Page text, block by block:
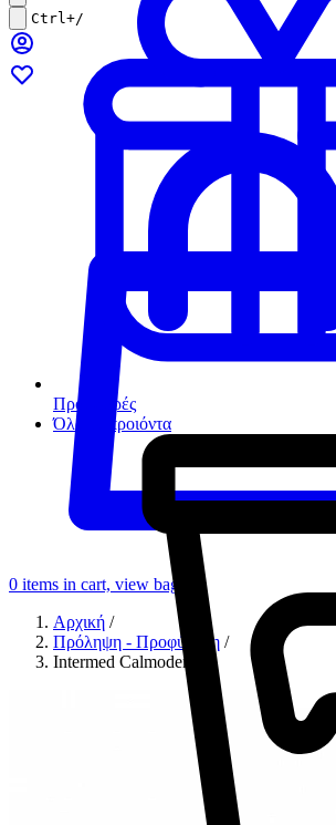
Προσφορές
Όλα τα προιόντα
Ctrl+/
0 items in cart, view bag
Αρχική /
Πρόληψη - Προφύλαξη /
Intermed Calmodent